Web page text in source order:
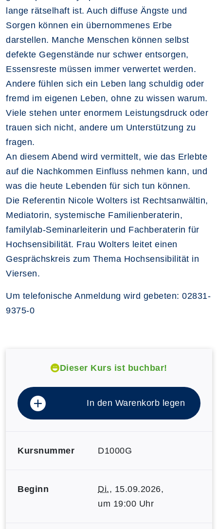
lange rätselhaft ist. Auch diffuse Ängste und
Sorgen können ein übernommenes Erbe
darstellen. Manche Menschen können selbst
defekte Gegenstände nur schwer entsorgen,
Essensreste müssen immer verwertet werden.
Andere fühlen sich ein Leben lang schuldig oder
fremd im eigenen Leben, ohne zu wissen warum.
Viele stehen unter enormem Leistungsdruck oder
trauen sich nicht, andere um Unterstützung zu
fragen.
An diesem Abend wird vermittelt, wie das Erlebte
auf die Nachkommen Einfluss nehmen kann, und
was die heute Lebenden für sich tun können.
Die Referentin Nicole Wolters ist Rechtsanwältin,
Mediatorin, systemische Familienberaterin,
familylab-Seminarleiterin und Fachberaterin für
Hochsensibilität. Frau Wolters leitet einen
Gesprächskreis zum Thema Hochsensibilität in
Viersen.
Um telefonische Anmeldung wird gebeten: 02831-
9375-0
Dieser Kurs ist buchbar!
In den Warenkorb legen
Kursnummer D1000G
Beginn Di., 15.09.2026,
um 19:00 Uhr